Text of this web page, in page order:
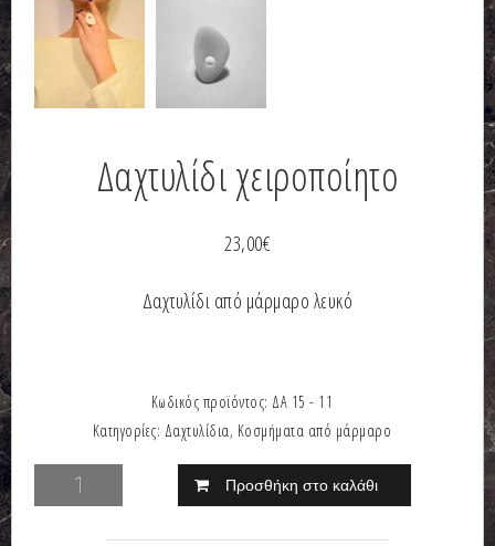
Δαχτυλίδι χειροποίητο
23,00€
Δαχτυλίδι από μάρμαρο λευκό
Κωδικός προϊόντος: ΔΑ 15 - 11
Κατηγορίες: Δαχτυλίδια, Κοσμήματα από μάρμαρο
Προσθήκη στο καλάθι